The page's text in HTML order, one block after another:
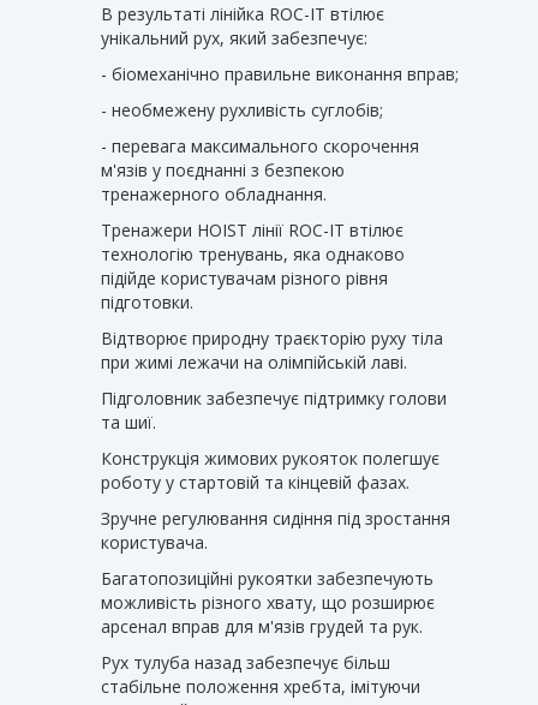
В результаті лінійка ROC-IT втілює
унікальний рух, який забезпечує:
- біомеханічно правильне виконання вправ;
- необмежену рухливість суглобів;
- перевага максимального скорочення
м'язів у поєднанні з безпекою
тренажерного обладнання.
Тренажери HOIST лінії ROC-IT втілює
технологію тренувань, яка однаково
підійде користувачам різного рівня
підготовки.
Відтворює природну траєкторію руху тіла
при жимі лежачи на олімпійській лаві.
Підголовник забезпечує підтримку голови
та шиї.
Конструкція жимових рукояток полегшує
роботу у стартовій та кінцевій фазах.
Зручне регулювання сидіння під зростання
користувача.
Багатопозиційні рукоятки забезпечують
можливість різного хвату, що розширює
арсенал вправ для м'язів грудей та рук.
Рух тулуба назад забезпечує більш
стабільне положення хребта, імітуючи